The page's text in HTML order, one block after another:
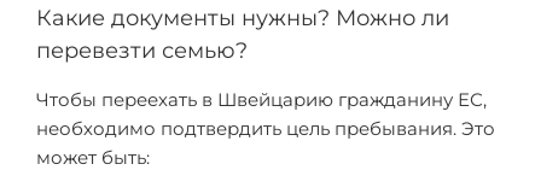
Какие документы нужны? Можно ли
перевезти семью?
Чтобы переехать в Швейцарию гражданину ЕС,
необходимо подтвердить цель пребывания. Это
может быть: